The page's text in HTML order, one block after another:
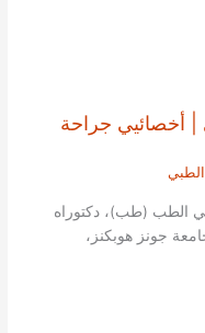
| أخصائيي جراحة
الطب (طب)، دكتوراه
جونز هوبكنز،